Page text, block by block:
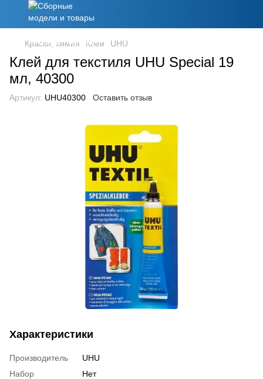
Краски, химия Клеи UHU
Клей для текстиля UHU Special 19
мл, 40300
Артикул: UHU40300 Оставить отзыв
Характеристики
Производитель
UHU
Набор
Нет